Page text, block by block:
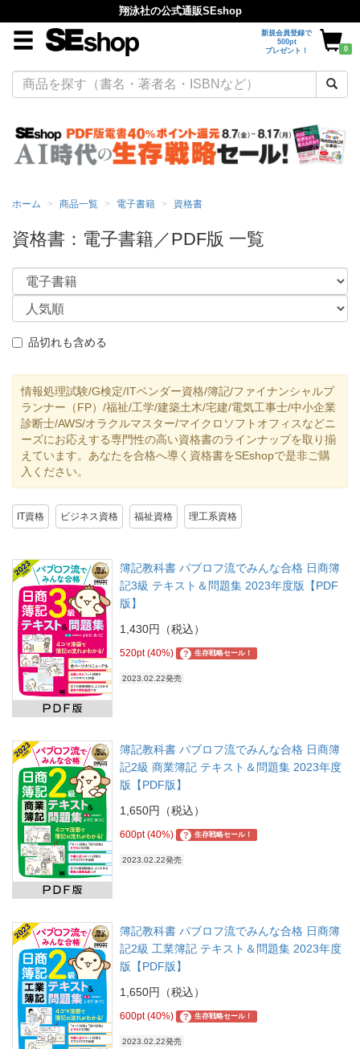
翔泳社の公式通販SEshop
新規会員登録で
500pt
プレゼント！
0
ホーム 商品一覧 電子書籍 資格書
資格書：電子書籍／PDF版 一覧
品切れも含める
情報処理試験/G検定/ITベンダー資格/簿記/ファイナンシャルプ
ランナー（FP）/福祉/工学/建築土木/宅建/電気工事士/中小企業
診断士/AWS/オラクルマスター/マイクロソフトオフィスなどニ
ーズにお応えする専門性の高い資格書のラインナップを取り揃
えています。あなたを合格へ導く資格書をSEshopで是非ご購
入ください。
IT資格 ビジネス資格 福祉資格 理工系資格
簿記教科書 パブロフ流でみんな合格 日商簿
記3級 テキスト＆問題集 2023年度版【PDF
版】
1,430円（税込）
520pt (40%) ? 生存戦略セール！
2023.02.22発売
簿記教科書 パブロフ流でみんな合格 日商簿
記2級 商業簿記 テキスト＆問題集 2023年度
版【PDF版】
1,650円（税込）
600pt (40%) ? 生存戦略セール！
2023.02.22発売
簿記教科書 パブロフ流でみんな合格 日商簿
記2級 工業簿記 テキスト＆問題集 2023年度
版【PDF版】
1,650円（税込）
600pt (40%) ? 生存戦略セール！
2023.02.22発売